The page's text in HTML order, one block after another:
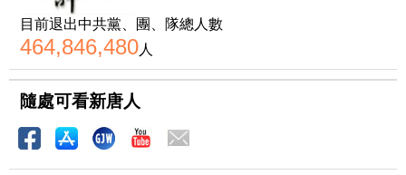
目前退出中共黨、團、隊總人數
464,846,480人
隨處可看新唐人